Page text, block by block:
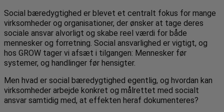
Social bæredygtighed er blevet et centralt fokus for mange
virksomheder og organisationer, der ønsker at tage deres
sociale ansvar alvorligt og skabe reel værdi for både
mennesker og forretning. Social ansvarlighed er vigtigt, og
hos GROW tager vi afsæt i tilgangen: Mennesker før
systemer, og handlinger før hensigter.
Men hvad er social bæredygtighed egentlig, og hvordan kan
virksomheder arbejde konkret og målrettet med socialt
ansvar samtidig med, at effekten heraf dokumenteres?